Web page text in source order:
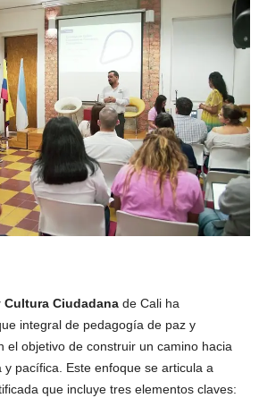
Cultura Ciudadana de Cali ha
integral de pedagogía de paz y
el objetivo de construir un camino hacia
y pacífica. Este enfoque se articula a
que incluye tres elementos claves: